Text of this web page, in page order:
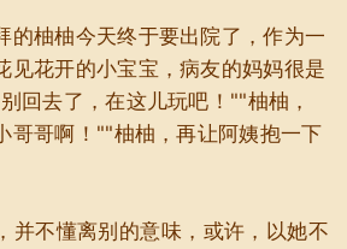
的柚柚今天终于要出院了，作为一
见花开的小宝宝，病友的妈妈很是
回去了，在这儿玩吧！""柚柚，
哥哥啊！""柚柚，再让阿姨抱一下
并不懂离别的意味，或许，以她不